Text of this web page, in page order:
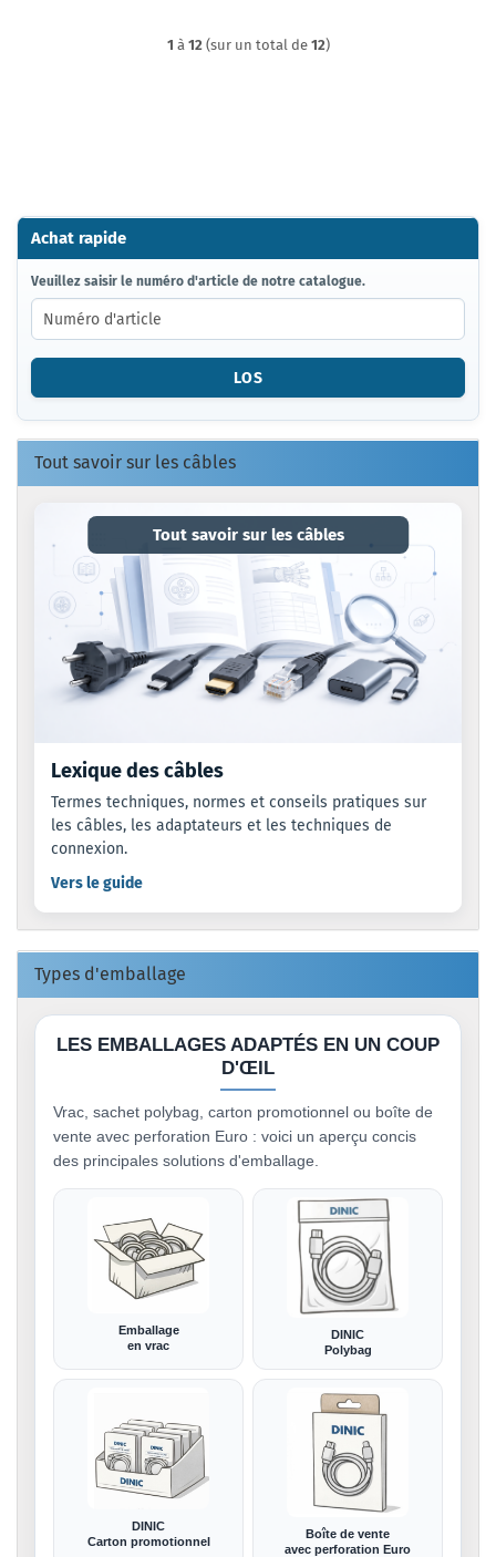
1 à 12(sur un total de 12)
Achat rapide
VEUILLEZ
SAISIR
LE
NUMÉRO
D'ARTICLE
NOTRE
CATALOGUE.
Veuillez saisir le numéro d'article de notre catalogue.
LOS
Tout savoir sur les câbles
Tout savoir sur les câbles
Lexique des câbles
Termes techniques, normes et conseils pratiques sur
les câbles, les adaptateurs et les techniques de
connexion.
Vers le guide
Types d'emballage
LES EMBALLAGES ADAPTÉS EN UN COUP
D'ŒIL
Vrac, sachet polybag, carton promotionnel ou boîte de
vente avec perforation Euro : voici un aperçu concis
des principales solutions d'emballage.
Emballage
en vrac
DINIC
Polybag
DINIC
Carton promotionnel
Boîte de vente
avec perforation Euro